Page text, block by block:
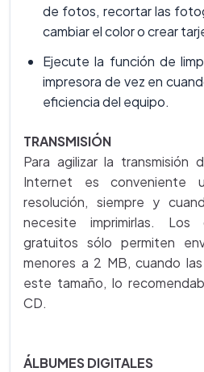
de fotos, recortar las
cambiar el color o crear
Ejecute la función de
impresora de vez en
eficiencia del equipo.
TRANSMISIÓN
Para agilizar la
Internet es conveniente
resolución, siempre y
necesite imprimirlas. Los
gratuitos sólo permiten
menores a 2 MB, cuando
este tamaño, lo
CD.
ÁLBUMES DIGITALES